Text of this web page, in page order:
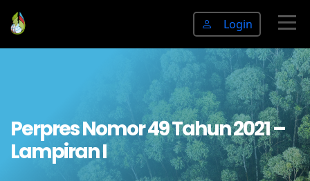
Login
Perpres Nomor 49 Tahun 2021 –
Lampiran I